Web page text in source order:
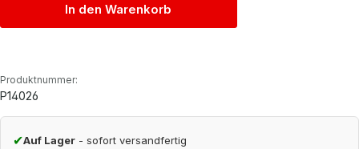
In den Warenkorb
Produktnummer:
P14026
✔Auf Lager - sofort versandfertig